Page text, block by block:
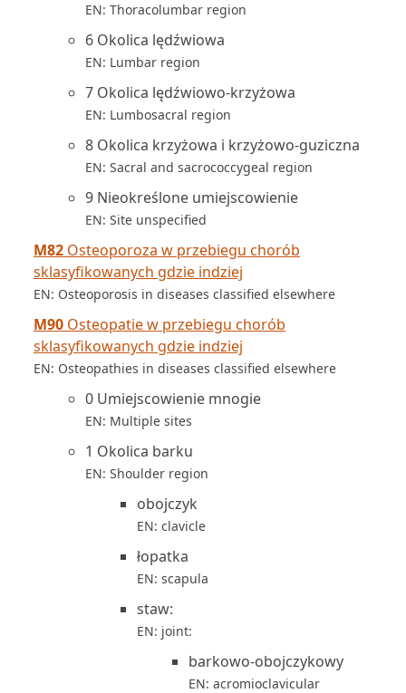
EN: Thoracolumbar region
6 Okolica lędźwiowa
EN: Lumbar region
7 Okolica lędźwiowo-krzyżowa
EN: Lumbosacral region
8 Okolica krzyżowa i krzyżowo-guziczna
EN: Sacral and sacrococcygeal region
9 Nieokreślone umiejscowienie
EN: Site unspecified
M82 Osteoporoza w przebiegu chorób
sklasyfikowanych gdzie indziej
EN: Osteoporosis in diseases classified elsewhere
M90 Osteopatie w przebiegu chorób
sklasyfikowanych gdzie indziej
EN: Osteopathies in diseases classified elsewhere
0 Umiejscowienie mnogie
EN: Multiple sites
1 Okolica barku
EN: Shoulder region
obojczyk
EN: clavicle
łopatka
EN: scapula
staw:
EN: joint:
barkowo-obojczykowy
EN: acromioclavicular